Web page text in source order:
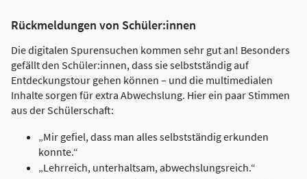
Rückmeldungen von Schüler:innen
Die digitalen Spurensuchen kommen sehr gut an! Besonders
gefällt den Schüler:innen, dass sie selbstständig auf
Entdeckungstour gehen können – und die multimedialen
Inhalte sorgen für extra Abwechslung. Hier ein paar Stimmen
aus der Schülerschaft:
„Mir gefiel, dass man alles selbstständig erkunden
konnte.“
„Lehrreich, unterhaltsam, abwechslungsreich.“